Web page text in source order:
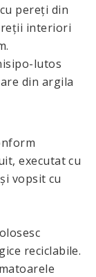
pereți din
interiori
lutos
din argila
executat cu
vopsit cu
reciclabile.